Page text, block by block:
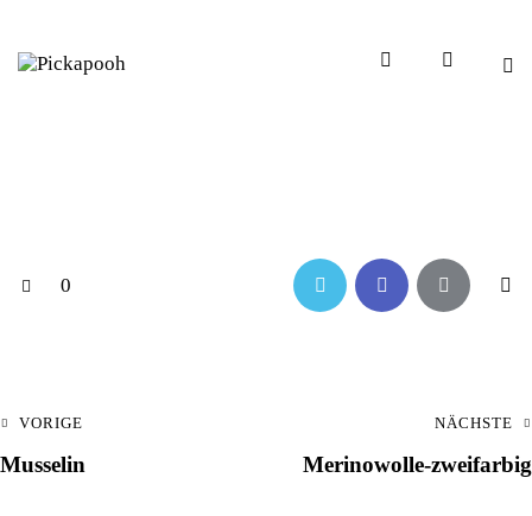
0
VORIGE
Musselin
NÄCHSTE
Merinowolle-zweifarbig